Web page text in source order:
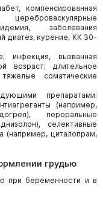
компенсированная
заболевания
диатез, курение, КК 30-
инфекция, вызванная
возраст; длительное
соматические
препаратами:
(например,
пероральные
селективные
(например, циталопрам,
грудью
при беременности и в